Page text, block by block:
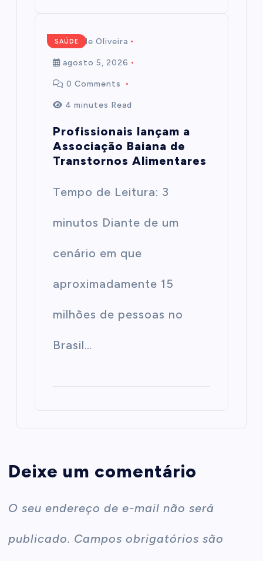
SAÚDE
Mairim de Oliveira
agosto 5, 2026
0 Comments
4 minutes Read
Profissionais lançam a
Associação Baiana de
Transtornos Alimentares
Tempo de Leitura: 3
minutos Diante de um
cenário em que
aproximadamente 15
milhões de pessoas no
Brasil…
Deixe um comentário
O seu endereço de e-mail não será
publicado. Campos obrigatórios são